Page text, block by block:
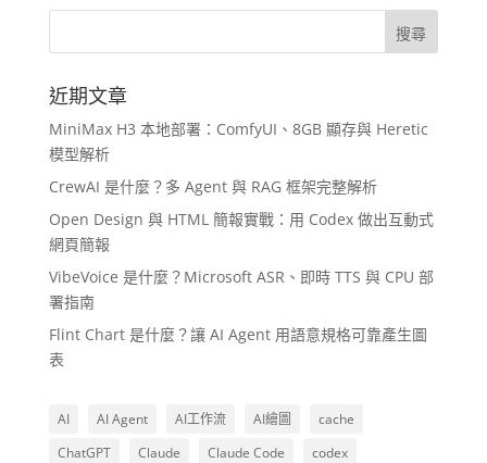
近期文章
MiniMax H3 本地部署：ComfyUI、8GB 顯存與 Heretic
模型解析
CrewAI 是什麼？多 Agent 與 RAG 框架完整解析
Open Design 與 HTML 簡報實戰：用 Codex 做出互動式
網頁簡報
VibeVoice 是什麼？Microsoft ASR、即時 TTS 與 CPU 部
署指南
Flint Chart 是什麼？讓 AI Agent 用語意規格可靠產生圖
表
AI AI Agent AI工作流 AI繪圖
cache
ChatGPT
Claude Claude Code
codex